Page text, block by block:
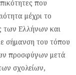
που
μέχρι το
των Ελλήνων και
σήμανση του τόπου
προσφύγων μετά
σχολείων,